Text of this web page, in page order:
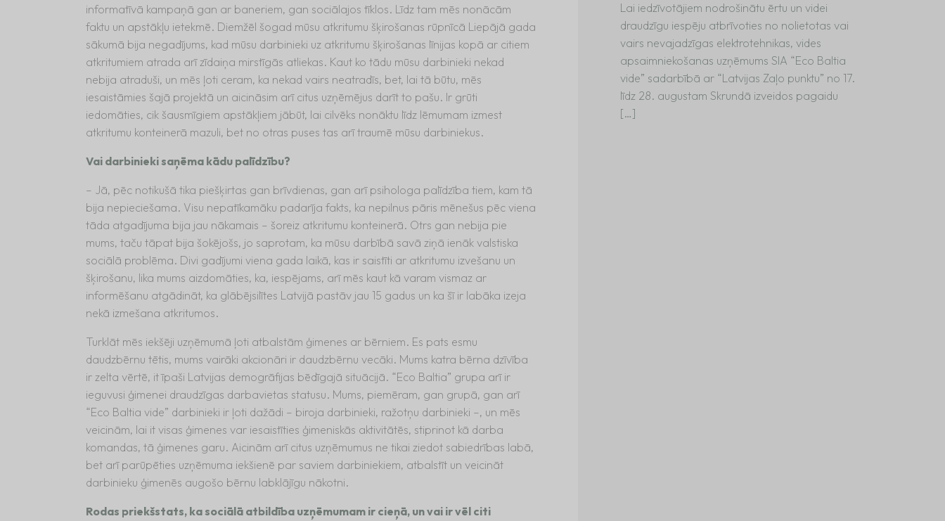
informatīvā kampaņā gan ar baneriem, gan sociālajos tīklos. Līdz tam mēs nonācām
faktu un apstākļu ietekmē. Diemžēl šogad mūsu atkritumu šķirošanas rūpnīcā Liepājā gada
sākumā bija negadījums, kad mūsu darbinieki uz atkritumu šķirošanas līnijas kopā ar citiem
atkritumiem atrada arī zīdaiņa mirstīgās atliekas. Kaut ko tādu mūsu darbinieki nekad
nebija atraduši, un mēs ļoti ceram, ka nekad vairs neatradīs, bet, lai tā būtu, mēs
iesaistāmies šajā projektā un aicināsim arī citus uzņēmējus darīt to pašu. Ir grūti
iedomāties, cik šausmīgiem apstākļiem jābūt, lai cilvēks nonāktu līdz lēmumam izmest
atkritumu konteinerā mazuli, bet no otras puses tas arī traumē mūsu darbiniekus.
Vai darbinieki saņēma kādu palīdzību?
– Jā, pēc notikušā tika piešķirtas gan brīvdienas, gan arī psihologa palīdzība tiem, kam tā
bija nepieciešama. Visu nepatīkamāku padarīja fakts, ka nepilnus pāris mēnešus pēc viena
tāda atgadījuma bija jau nākamais – šoreiz atkritumu konteinerā. Otrs gan nebija pie
mums, taču tāpat bija šokējošs, jo saprotam, ka mūsu darbībā savā ziņā ienāk valstiska
sociālā problēma. Divi gadījumi viena gada laikā, kas ir saistīti ar atkritumu izvešanu un
šķirošanu, lika mums aizdomāties, ka, iespējams, arī mēs kaut kā varam vismaz ar
informēšanu atgādināt, ka glābējsilītes Latvijā pastāv jau 15 gadus un ka šī ir labāka izeja
nekā izmešana atkritumos.
Turklāt mēs iekšēji uzņēmumā ļoti atbalstām ģimenes ar bērniem. Es pats esmu
daudzbērnu tētis, mums vairāki akcionāri ir daudzbērnu vecāki. Mums katra bērna dzīvība
ir zelta vērtē, it īpaši Latvijas demogrāfijas bēdīgajā situācijā. “Eco Baltia” grupa arī ir
ieguvusi ģimenei draudzīgas darbavietas statusu. Mums, piemēram, gan grupā, gan arī
“Eco Baltia vide” darbinieki ir ļoti dažādi – biroja darbinieki, ražotņu darbinieki –, un mēs
veicinām, lai it visas ģimenes var iesaistīties ģimeniskās aktivitātēs, stiprinot kā darba
komandas, tā ģimenes garu. Aicinām arī citus uzņēmumus ne tikai ziedot sabiedrības labā,
bet arī parūpēties uzņēmuma iekšienē par saviem darbiniekiem, atbalstīt un veicināt
darbinieku ģimenēs augošo bērnu labklājīgu nākotni.
Rodas priekšstats, ka sociālā atbildība uzņēmumam ir cieņā, un vai ir vēl citi
Lai iedzīvotājiem nodrošinātu ērtu un videi
draudzīgu iespēju atbrīvoties no nolietotas vai
vairs nevajadzīgas elektrotehnikas, vides
apsaimniekošanas uzņēmums SIA “Eco Baltia
vide” sadarbībā ar “Latvijas Zaļo punktu” no 17.
līdz 28. augustam Skrundā izveidos pagaidu
[…]